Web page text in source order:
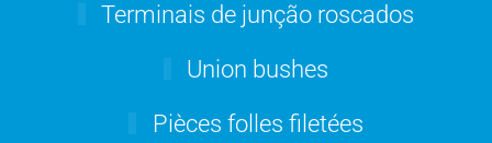
Terminais de junção roscados
Union bushes
Pièces folles filetées